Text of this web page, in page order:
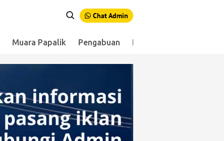
Chat Admin
Muara Papalik Pengabuan Renah Mendaluh